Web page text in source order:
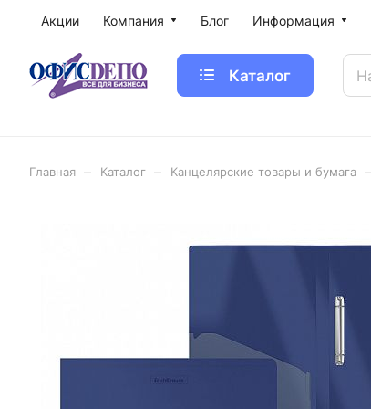
Акции Компания Блог Информация
Каталог
Главная Каталог Канцелярские товары и бумага